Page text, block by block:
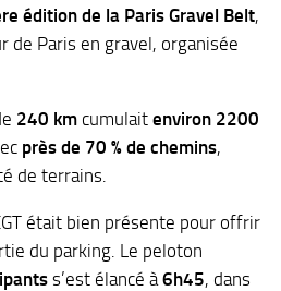
édition de la Paris Gravel Belt,
de Paris en gravel, organisée
240 km cumulait environ 2200
près de 70 % de chemins,
de terrains.
était bien présente pour offrir
du parking. Le peloton
s’est élancé à 6h45, dans